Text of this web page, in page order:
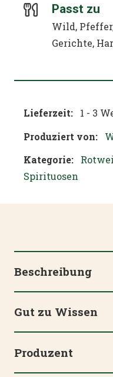
Passt zu
Wild,
Gerichte,
Lieferzeit:
1 - 3
Produziert von:
Kategorie:
Spirituosen
Beschreibung
Gut zu Wissen
Produzent